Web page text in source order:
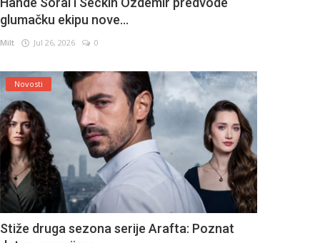
glumačku ekipu nove...
Milt Jul 26, 2026 0
Novosti
Stiže druga sezona serije Arafta: Poznat